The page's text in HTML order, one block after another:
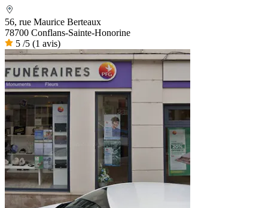
56, rue Maurice Berteaux
78700 Conflans-Sainte-Honorine
5 /5 (1 avis)